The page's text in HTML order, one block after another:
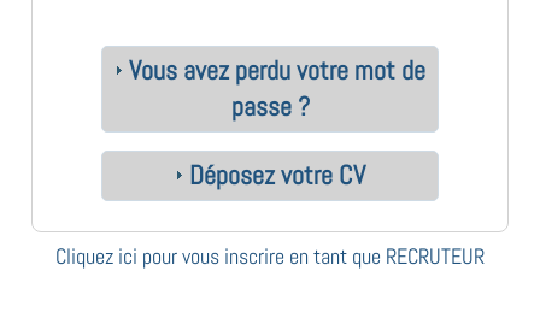
Vous avez perdu votre mot de
passe ?
Déposez votre CV
Cliquez ici pour vous inscrire en tant que RECRUTEUR